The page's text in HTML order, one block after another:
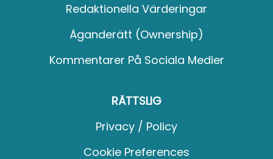
Redaktionella Värderingar
Äganderätt (Ownership)
Kommentarer På Sociala Medier
RÄTTSLIG
Privacy / Policy
Cookie Preferences